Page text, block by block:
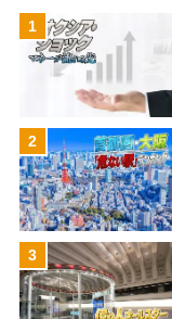
1
2
3